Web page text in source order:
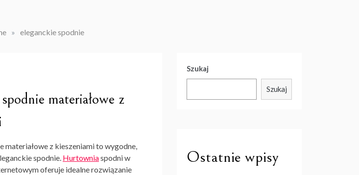
» eleganckie spodnie
materiałowe z
materiałowe z kieszeniami to wygodne,
spodnie. Hurtowniaspodni w
oferuje idealne rozwiązanie
Szukaj
Szukaj
Ostatnie wpisy